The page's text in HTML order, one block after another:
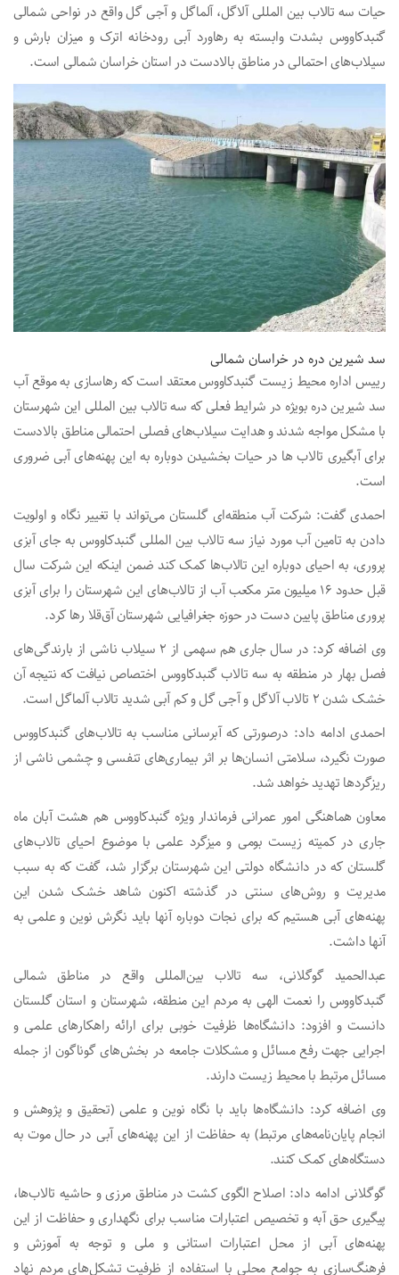
حیات سه تالاب بین المللی آلاگل، آلماگل و آجی گل واقع در نواحی شمالی
گنبدکاووس بشدت وابسته به رهاورد آبی رودخانه اترک و میزان بارش‌ و
سیلاب‌های احتمالی در مناطق بالادست در استان خراسان شمالی است.
سد شیرین دره در خراسان شمالی
رییس اداره محیط زیست گنبدکاووس معتقد است که رهاسازی به موقع آب
سد شیرین دره بویژه در شرایط فعلی که سه تالاب‌ بین المللی این شهرستان
با مشکل مواجه شدند و هدایت سیلاب‌های فصلی احتمالی مناطق بالادست
برای آبگیری تالاب ها در حیات بخشیدن دوباره به این پهنه‌های آبی ضروری
است.
احمدی گفت: شرکت آب منطقه‌ای گلستان می‌تواند با تغییر نگاه و اولویت
دادن به تامین آب مورد نیاز سه تالاب بین المللی گنبدکاووس به جای آبزی
پروری، به احیای دوباره این تالاب‌ها کمک کند ضمن اینکه این شرکت سال
قبل حدود ۱۶ میلیون متر مکعب آب از تالاب‌های این شهرستان را برای آبزی‌
پروری مناطق پایین دست در حوزه جغرافیایی شهرستان آق‌قلا رها کرد.
وی اضافه کرد: در سال جاری هم سهمی از ۲ سیلاب ناشی از بارندگی‌های
فصل بهار در منطقه به سه تالاب‌ گنبدکاووس اختصاص نیافت که نتیجه آن
خشک شدن ۲ تالاب آلاگل و آجی گل و کم آبی شدید تالاب آلماگل است.
احمدی ادامه داد: درصورتی که آبرسانی مناسب به تالاب‌های گنبدکاووس
صورت نگیرد، سلامتی انسان‌ها بر اثر بیماری‌های تنفسی و چشمی ناشی از
ریزگردها تهدید خواهد شد.
معاون هماهنگی امور عمرانی فرماندار ویژه گنبدکاووس هم هشت آبان ماه
جاری در کمیته زیست بومی و میزگرد علمی با موضوع احیای تالاب‌های
گلستان که در دانشگاه دولتی این شهرستان برگزار شد، گفت که به سبب
مدیریت‌ و روش‌های سنتی در گذشته اکنون شاهد خشک شدن این
پهنه‌های آبی هستیم که برای نجات دوباره آنها باید نگرش نوین و علمی به
آنها داشت.
عبدالحمید گوگلانی، سه تالاب بین‌المللی واقع در مناطق شمالی
گنبدکاووس را نعمت الهی به مردم این منطقه، شهرستان و استان گلستان
دانست و افزود: دانشگاه‌ها ظرفیت خوبی برای ارائه راهکارهای علمی و
اجرایی جهت رفع مسائل و مشکلات جامعه در بخش‌های گوناگون از جمله
مسائل مرتبط با محیط زیست دارند.
وی اضافه کرد: دانشگاه‌ها باید با نگاه نوین و علمی (تحقیق و پژوهش و
انجام پایان‌نامه‌های مرتبط) به حفاظت از این پهنه‌های آبی در حال موت به
دستگاه‌های کمک کنند.
گوگلانی ادامه داد: اصلاح الگوی کشت در مناطق مرزی و حاشیه تالاب‌ها،
پیگیری حق آبه و تخصیص اعتبارات مناسب برای نگهداری و حفاظت از این
پهنه‌های آبی از محل اعتبارات استانی و ملی و توجه به آموزش و
فرهنگ‌سازی به جوامع محلی با استفاده از ظرفیت تشکل‌های مردم نهاد